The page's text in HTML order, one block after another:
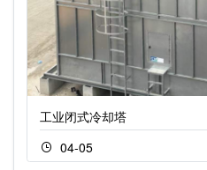
工业闭式冷却塔
04-05